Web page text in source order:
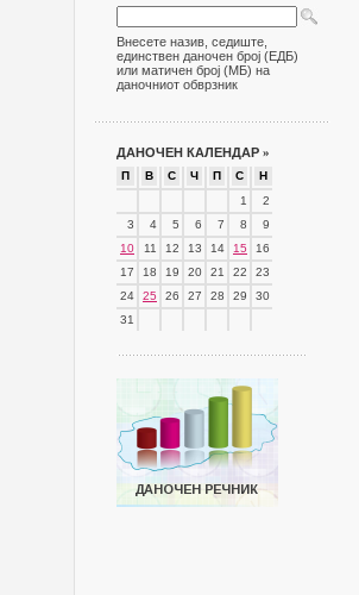
Внесете назив, седиште,
единствен даночен број (ЕДБ)
или матичен број (МБ) на
даночниот обврзник
ДАНОЧЕН КАЛЕНДАР »
П В С Ч П С
Н
1
2
3
4 5 6 7 8
9
10
11 12 13 14 15
16
17
18 19 20 21 22
23
24
25 26 27 28 29
30
31